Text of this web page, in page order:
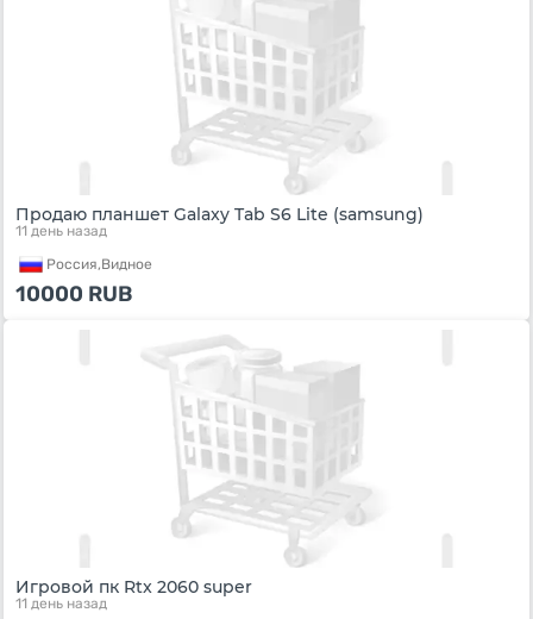
Продаю планшет Galaxy Tab S6 Lite (samsung)
11 день назад
Россия,Видное
10000 RUB
Игровой пк Rtx 2060 super
11 день назад